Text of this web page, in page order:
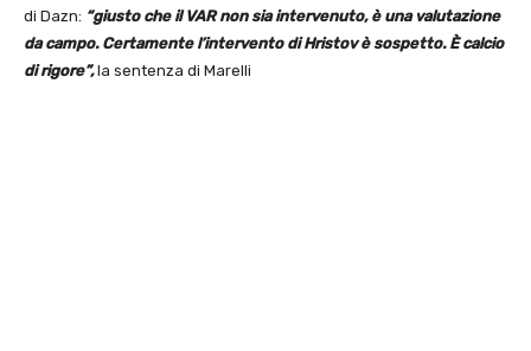
di Dazn: “giusto che il VAR non sia intervenuto, è una valutazione
da campo. Certamente l’intervento di Hristov è sospetto. È calcio
di rigore”,la sentenza di Marelli